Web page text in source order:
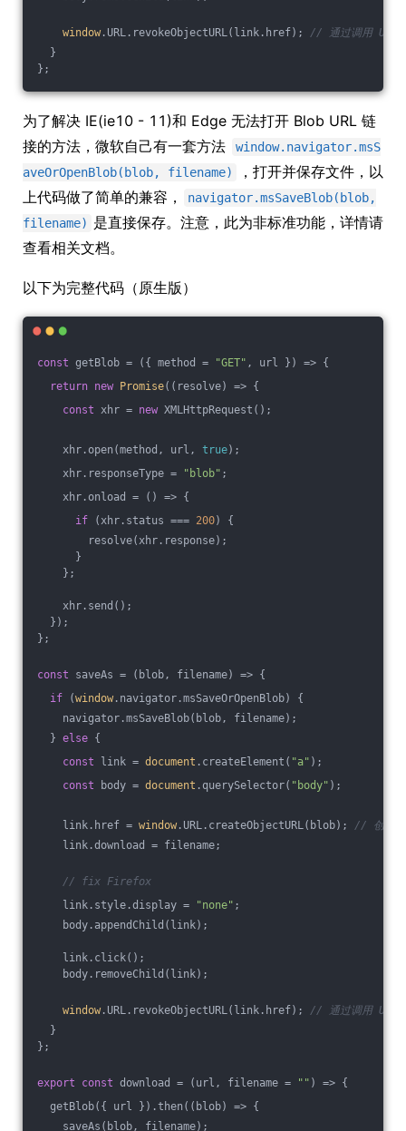
window .URL.revokeObjectURL(link.href); // 通过调用
}
};
为了解决 IE(ie10 - 11)和 Edge 无法打开 Blob URL 链
接的方法，微软自己有一套方法
window.navigator.msS
aveOrOpenBlob(blob, filename)
，打开并保存文件，以
上代码做了简单的兼容，
navigator.msSaveBlob(blob,
filename) 是直接保存。注意，此为非标准功能，详情请
查看相关文档。
以下为完整代码（原生版）
const getBlob = ( { method = "GET" , url } ) => {
return new Promise( ( resolve) => {
const xhr = new XMLHttpRequest();
xhr.open(method, url, true);
xhr.responseType =
"blob" ;
xhr.onload =
() => {
if (xhr.status === 200) {
resolve(xhr.response);
}
};
xhr.send();
});
};
const saveAs = ( blob, filename) => {
if (window .navigator.msSaveOrOpenBlob) {
navigator.msSaveBlob(blob, filename);
} else {
const link = document .createElement( "a" );
const body = document .querySelector( "body" );
link.href = window .URL.createObjectURL(blob); // 创建
link.download = filename;
// fix Firefox
link.style.display =
"none" ;
body.appendChild(link);
link.click();
body.removeChild(link);
window .URL.revokeObjectURL(link.href); // 通过调用
}
};
export const download = ( url, filename = "" ) => {
getBlob({ url }).then( ( blob) => {
saveAs(blob, filename);